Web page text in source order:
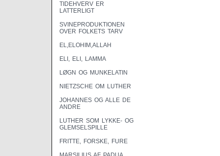
TIDEHVERV ER
LATTERLIGT
SVINEPRODUKTIONEN
OVER FOLKETS TARV
EL,ELOHIM,ALLAH
ELI, ELI, LAMMA
LØGN OG MUNKELATIN
NIETZSCHE OM LUTHER
JOHANNES OG ALLE DE
ANDRE
LUTHER SOM LYKKE- OG
GLEMSELSPILLE
FRITTE, FORSKE, FURE